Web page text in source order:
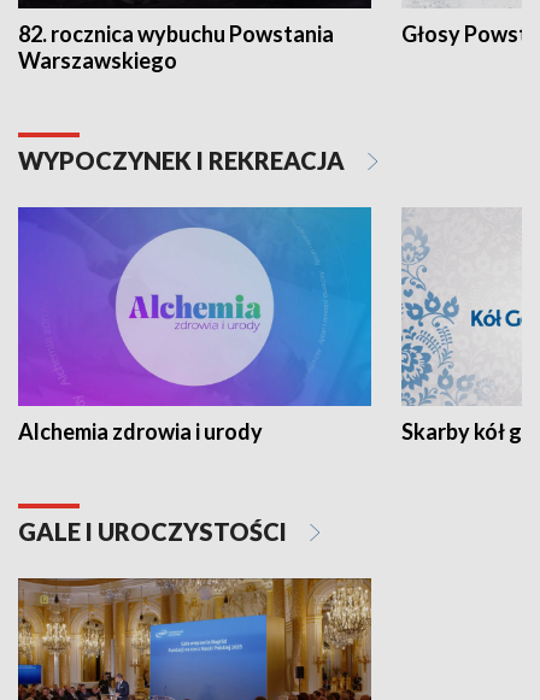
82. rocznica wybuchu Powstania
Warszawskiego
Głosy
WYPOCZYNEK I REKREACJA
Alchemia zdrowia i urody Skarby kół
GALE I UROCZYSTOŚCI